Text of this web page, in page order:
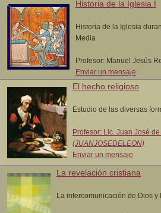
Historia de la Iglesia I
Historia de la Iglesia
Media
Profesor: Manuel Jesús
Enviar un mensaje
El hecho religioso
Estudio de las diversas
Profesor: Lic. Juan José
(JUANJOSEDELEON)
Enviar un mensaje
La revelación cristiana
La intercomunicación de Dios y